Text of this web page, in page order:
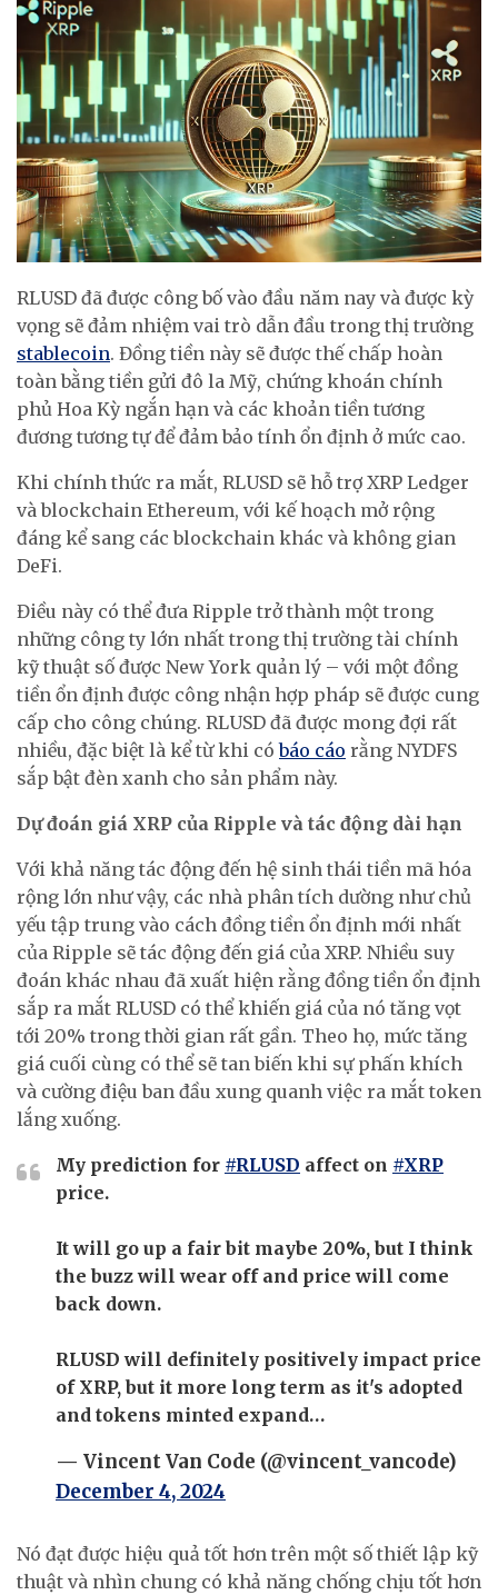
RLUSD đã được công bố vào đầu năm nay và được kỳ
vọng sẽ đảm nhiệm vai trò dẫn đầu trong thị trường
stablecoin. Đồng tiền này sẽ được thế chấp hoàn
toàn bằng tiền gửi đô la Mỹ, chứng khoán chính
phủ Hoa Kỳ ngắn hạn và các khoản tiền tương
đương tương tự để đảm bảo tính ổn định ở mức cao.
Khi chính thức ra mắt, RLUSD sẽ hỗ trợ XRP Ledger
và blockchain Ethereum, với kế hoạch mở rộng
đáng kể sang các blockchain khác và không gian
DeFi.
Điều này có thể đưa Ripple trở thành một trong
những công ty lớn nhất trong thị trường tài chính
kỹ thuật số được New York quản lý – với một đồng
tiền ổn định được công nhận hợp pháp sẽ được cung
cấp cho công chúng. RLUSD đã được mong đợi rất
nhiều, đặc biệt là kể từ khi cóbáo cáo rằng NYDFS
sắp bật đèn xanh cho sản phẩm này.
Dự đoán giá XRP của Ripple và tác động dài hạn
Với khả năng tác động đến hệ sinh thái tiền mã hóa
rộng lớn như vậy, các nhà phân tích dường như chủ
yếu tập trung vào cách đồng tiền ổn định mới nhất
của Ripple sẽ tác động đến giá của XRP. Nhiều suy
đoán khác nhau đã xuất hiện rằng đồng tiền ổn định
sắp ra mắt RLUSD có thể khiến giá của nó tăng vọt
tới 20% trong thời gian rất gần. Theo họ, mức tăng
giá cuối cùng có thể sẽ tan biến khi sự phấn khích
và cường điệu ban đầu xung quanh việc ra mắt token
lắng xuống.
My prediction for #RLUSD affect on #XRP
price.
It will go up a fair bit maybe 20%, but I think
the buzz will wear off and price will come
back down.
RLUSD will definitely positively impact price
of XRP, but it more long term as it's adopted
and tokens minted expand…
— Vincent Van Code (@vincent_vancode)
December 4, 2024
Nó đạt được hiệu quả tốt hơn trên một số thiết lập kỹ
thuật và nhìn chung có khả năng chống chịu tốt hơn